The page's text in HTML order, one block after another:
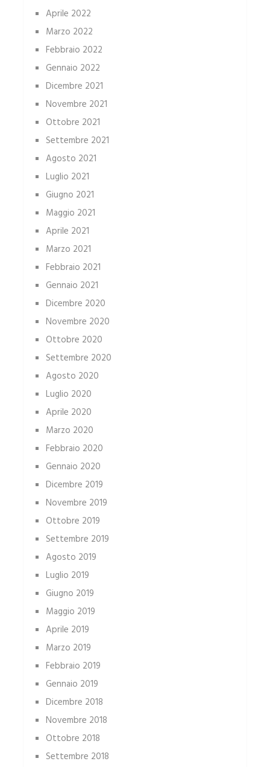
Aprile 2022
Marzo 2022
Febbraio 2022
Gennaio 2022
Dicembre 2021
Novembre 2021
Ottobre 2021
Settembre 2021
Agosto 2021
Luglio 2021
Giugno 2021
Maggio 2021
Aprile 2021
Marzo 2021
Febbraio 2021
Gennaio 2021
Dicembre 2020
Novembre 2020
Ottobre 2020
Settembre 2020
Agosto 2020
Luglio 2020
Aprile 2020
Marzo 2020
Febbraio 2020
Gennaio 2020
Dicembre 2019
Novembre 2019
Ottobre 2019
Settembre 2019
Agosto 2019
Luglio 2019
Giugno 2019
Maggio 2019
Aprile 2019
Marzo 2019
Febbraio 2019
Gennaio 2019
Dicembre 2018
Novembre 2018
Ottobre 2018
Settembre 2018